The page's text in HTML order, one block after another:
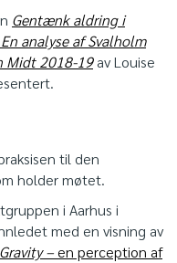
Gentænk aldring i
analyse af Svalholm
Midt 2018-19av Louise
til den
holder møtet.
i Aarhus i
med en visning av
Gravity –en perception af